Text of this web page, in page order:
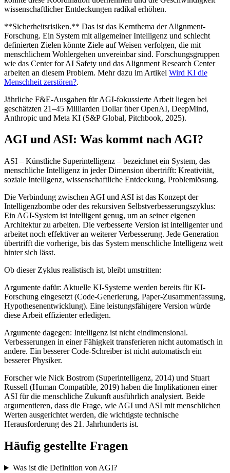
wissenschaftlicher Entdeckungen radikal erhöhen.
**Sicherheitsrisiken.** Das ist das Kernthema der Alignment-
Forschung. Ein System mit allgemeiner Intelligenz und schlecht
definierten Zielen könnte Ziele auf Weisen verfolgen, die mit
menschlichem Wohlergehen unvereinbar sind. Forschungsgruppen
wie das Center for AI Safety und das Alignment Research Center
arbeiten an diesem Problem. Mehr dazu im Artikel Wird KI die
Menschheit zerstören?.
Jährliche F&E-Ausgaben für AGI-fokussierte Arbeit liegen bei
geschätzten 21–45 Milliarden Dollar über OpenAI, DeepMind,
Anthropic und Meta KI (S&P Global, Pitchbook, 2025).
AGI und ASI: Was kommt nach AGI?
ASI – Künstliche Superintelligenz – bezeichnet ein System, das
menschliche Intelligenz in jeder Dimension übertrifft: Kreativität,
soziale Intelligenz, wissenschaftliche Entdeckung, Problemlösung.
Die Verbindung zwischen AGI und ASI ist das Konzept der
Intelligenzbombe oder des rekursiven Selbstverbesserungszyklus:
Ein AGI-System ist intelligent genug, um an seiner eigenen
Architektur zu arbeiten. Die verbesserte Version ist intelligenter und
arbeitet noch effektiver an weiterer Verbesserung. Jede Generation
übertrifft die vorherige, bis das System menschliche Intelligenz weit
hinter sich lässt.
Ob dieser Zyklus realistisch ist, bleibt umstritten:
Argumente dafür: Aktuelle KI-Systeme werden bereits für KI-
Forschung eingesetzt (Code-Generierung, Paper-Zusammenfassung,
Hypothesenentwicklung). Eine leistungsfähigere Version würde
diese Arbeit effizienter erledigen.
Argumente dagegen: Intelligenz ist nicht eindimensional.
Verbesserungen in einer Fähigkeit transferieren nicht automatisch in
andere. Ein besserer Code-Schreiber ist nicht automatisch ein
besserer Physiker.
Forscher wie Nick Bostrom (Superintelligenz, 2014) und Stuart
Russell (Human Compatible, 2019) haben die Implikationen einer
ASI für die menschliche Zukunft ausführlich analysiert. Beide
argumentieren, dass die Frage, wie AGI und ASI mit menschlichen
Werten ausgerichtet werden, die wichtigste technische
Herausforderung des 21. Jahrhunderts ist.
Häufig gestellte Fragen
Was ist die Definition von AGI?